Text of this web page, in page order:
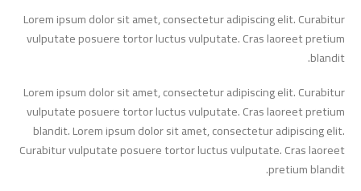
Lorem ipsum dolor sit amet, consectetur adipiscing elit. Curabitur
vulputate posuere tortor luctus vulputate. Cras laoreet pretium
blandit.
Lorem ipsum dolor sit amet, consectetur adipiscing elit. Curabitur
vulputate posuere tortor luctus vulputate. Cras laoreet pretium
blandit. Lorem ipsum dolor sit amet, consectetur adipiscing elit.
Curabitur vulputate posuere tortor luctus vulputate. Cras laoreet
pretium blandit.